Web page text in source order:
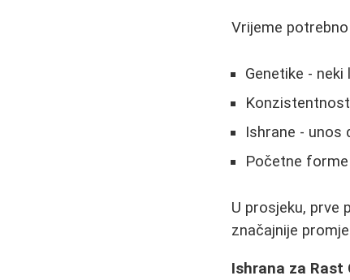
Vrijeme
Genetike -
Ishrane - unos
Početne
U prosjeku, prve
značajnije
Ishrana za Rast